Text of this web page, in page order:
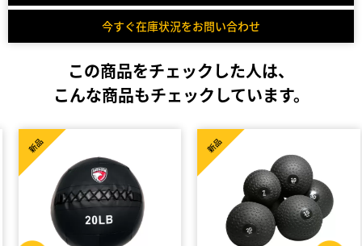
今すぐ在庫状況をお問い合わせ
この商品をチェックした人は、
こんな商品もチェックしています。
新品 新品